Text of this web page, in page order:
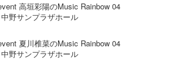
高垣彩陽のMusic Rainbow 04
野サンプラザホール
夏川椎菜のMusic Rainbow 04
野サンプラザホール